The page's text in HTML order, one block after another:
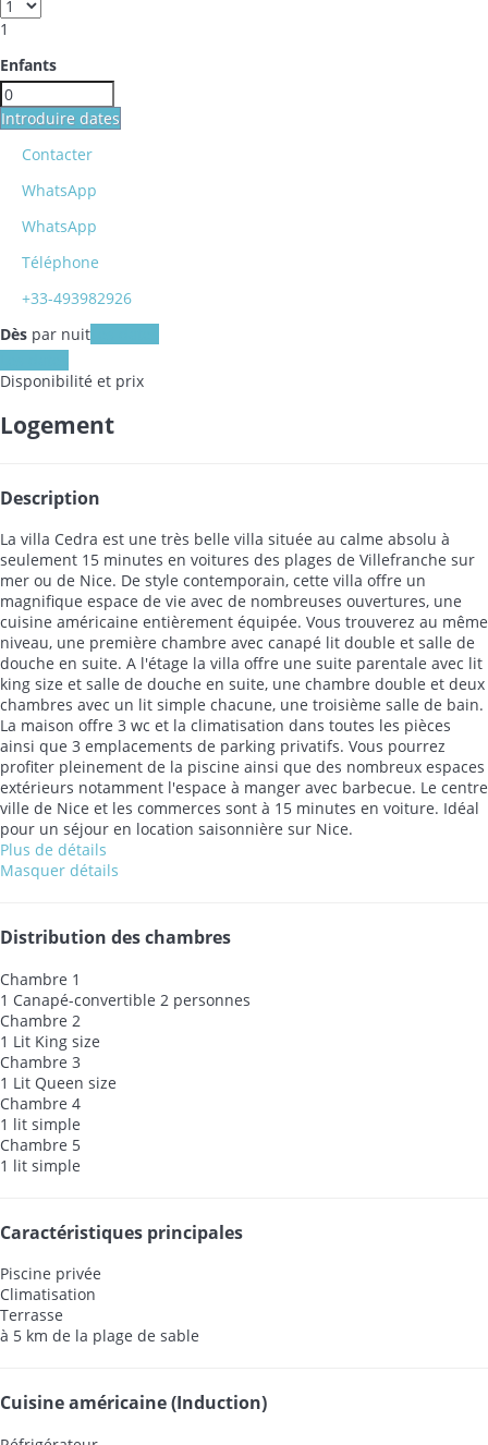
1
Enfants
Introduire dates
Contacter
WhatsApp
WhatsApp
Téléphone
+33-493982926
Dès par nuit
Disponibilité et prix
Logement
Description
La villa Cedra est une très belle villa située au calme absolu à
seulement 15 minutes en voitures des plages de Villefranche sur
mer ou de Nice. De style contemporain, cette villa offre un
magnifique espace de vie avec de nombreuses ouvertures, une
cuisine américaine entièrement équipée. Vous trouverez au même
niveau, une première chambre avec canapé lit double et salle de
douche en suite. A l'étage la villa offre une suite parentale avec lit
king size et salle de douche en suite, une chambre double et deux
chambres avec un lit simple chacune, une troisième salle de bain.
La maison offre 3 wc et la climatisation dans toutes les pièces
ainsi que 3 emplacements de parking privatifs. Vous pourrez
profiter pleinement de la piscine ainsi que des nombreux espaces
extérieurs notamment l'espace à manger avec barbecue. Le centre
ville de Nice et les commerces sont à 15 minutes en voiture. Idéal
pour un séjour en location saisonnière sur Nice.
Plus de détails
Masquer détails
Distribution des chambres
Chambre 1
1 Canapé-convertible 2 personnes
Chambre 2
1 Lit King size
Chambre 3
1 Lit Queen size
Chambre 4
1 lit simple
Chambre 5
1 lit simple
Caractéristiques principales
Piscine privée
Climatisation
Terrasse
à 5 km de la plage de sable
Cuisine américaine (Induction)